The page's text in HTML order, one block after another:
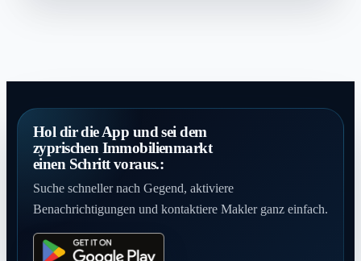
Hol dir die App und sei dem
zyprischen Immobilienmarkt
einen Schritt voraus.:
Suche schneller nach Gegend, aktiviere
Benachrichtigungen und kontaktiere Makler ganz einfach.